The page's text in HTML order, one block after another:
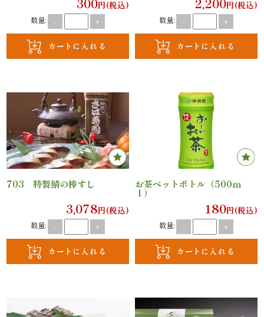
オ
ー
ブ
ル
寿
司
一
品・
300円(税込)
数量: - +
2,200円(税込)
数量: - +
703 特製鯖の棒すし
3,078円(税込)
数量: - +
お茶ペットボトル（500ｍ
ｌ）
180円(税込)
数量: - +